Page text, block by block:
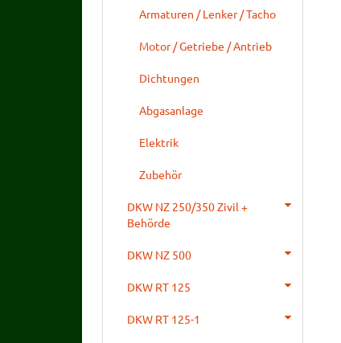
Armaturen / Lenker / Tacho
Motor / Getriebe / Antrieb
Dichtungen
Abgasanlage
Elektrik
Zubehör
DKW NZ 250/350 Zivil +
Behörde
DKW NZ 500
DKW RT 125
DKW RT 125-1